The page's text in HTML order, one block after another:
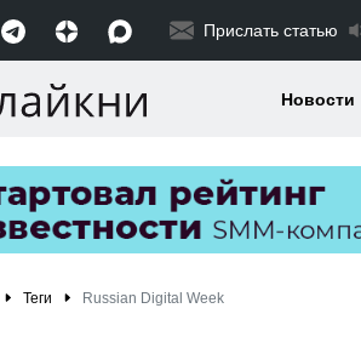
Прислать статью
Новости
Теги Russian Digital Week